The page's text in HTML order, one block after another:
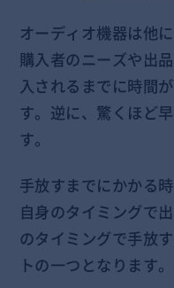
オーディオ機器は他
購入者のニーズや出
入されるまでに時間
す。逆に、驚くほど
す。
手放すまでにかかる
自身のタイミングで
のタイミングで手放
トの一つとなります。